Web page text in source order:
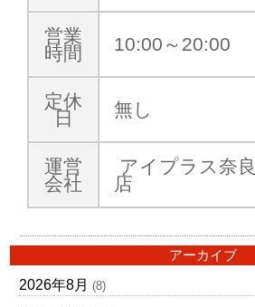
営業
時間
10:00～20:00
定休
日
無し
運営
会社
アイプラス奈
店
アーカイブ
2026年8月 (8)